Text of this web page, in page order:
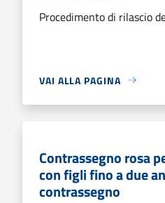
Procedimento di rilascio
VAI ALLA PAGINA
Contrassegno rosa
con figli fino a due
contrassegno